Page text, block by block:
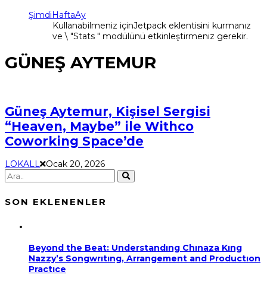
ŞimdiHaftaAy
Kullanabilmeniz içinJetpack eklentisini kurmanız
ve \ "Stats " modülünü etkinleştirmeniz gerekir.
GÜNEŞ AYTEMUR
Güneş Aytemur, Kişisel Sergisi
“Heaven, Maybe” ile Withco
Coworking Space’de
LOKALL Ocak 20, 2026
SON EKLENENLER
Beyond the Beat: Understandıng Chınaza Kıng
Nazzy’s Songwrıtıng, Arrangement and Productıon
Practıce